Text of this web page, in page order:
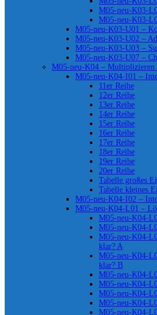
M05-neu-K03-
M05-neu-K03-
M05-neu-K03-U01 –
M05-neu-K03-U02 –
M05-neu-K03-U03 –
M05-neu-K03-U07 –
M05-neu-K04 – Multiplizieren
M05-neu-K04-I01 –
11er Reihe
12er Reihe
13er Reihe
14er Reihe
15er Reihe
16er Reihe
17er Reihe
18er Reihe
19er Reihe
20er Reihe
Tabelle großes
Tabelle kleines
M05-neu-K04-I02 –
M05-neu-K04-L01 –
M05-neu-K04-
M05-neu-K04-
M05-neu-K04-
klar? A
M05-neu-K04-
klar? B
M05-neu-K04-
M05-neu-K04-
M05-neu-K04-
M05-neu-K04-
M05-neu-K04-